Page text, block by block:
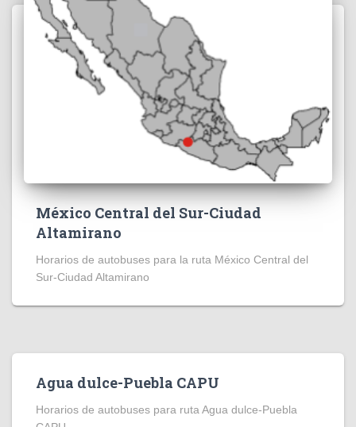
México Central del Sur-Ciudad
Altamirano
Horarios de autobuses para la ruta México Central del
Sur-Ciudad Altamirano
Agua dulce-Puebla CAPU
Horarios de autobuses para ruta Agua dulce-Puebla